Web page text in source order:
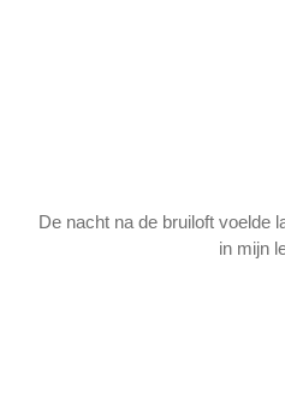
De nacht na de bruiloft voelde
in mijn